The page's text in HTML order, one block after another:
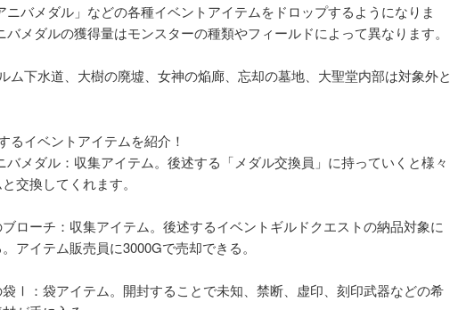
ニバメダル」などの各種イベントアイテムをドロップするようになりま
バメダルの獲得量はモンスターの種類やフィールドによって異なります。
ム下水道、大樹の廃墟、女神の焔廊、忘却の墓地、大聖堂内部は対象外と
るイベントアイテムを紹介！
バメダル：収集アイテム。後述する「メダル交換員」に持っていくと様々
交換してくれます。
ブローチ：収集アイテム。後述するイベントギルドクエストの納品対象に
アイテム販売員に3000Gで売却できる。
袋Ⅰ：袋アイテム。開封することで未知、禁断、虚印、刻印武器などの希